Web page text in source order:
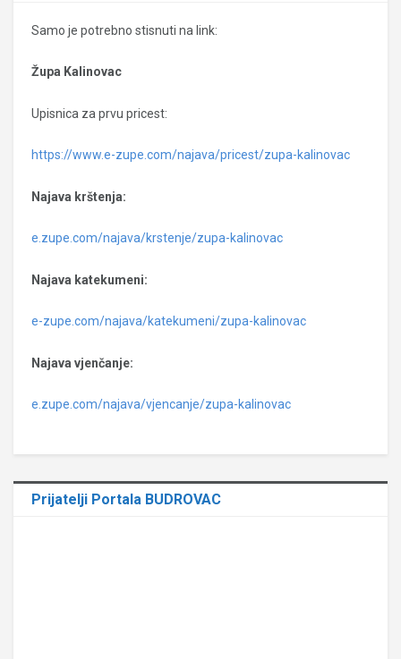
Samo je potrebno stisnuti na link:
Župa Kalinovac
Upisnica za prvu pricest:
https://www.e-zupe.com/najava/pricest/zupa-kalinovac
Najava krštenja:
e.zupe.com/najava/krstenje/zupa-kalinovac
Najava katekumeni:
e-zupe.com/najava/katekumeni/zupa-kalinovac
Najava vjenčanje:
e.zupe.com/najava/vjencanje/zupa-kalinovac
Prijatelji Portala BUDROVAC